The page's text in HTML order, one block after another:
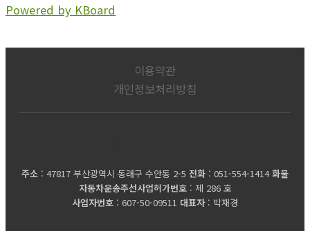
Powered by KBoard
이용약관
개인정보처리방침
주소 : 47817 부산광역시 동래구 수안동 2-5 전화 : 051-554-1414화물
자동차운송주선사업허가번호 : 제 286 호
사업자번호 : 607-50-09511 대표자 : 박재경